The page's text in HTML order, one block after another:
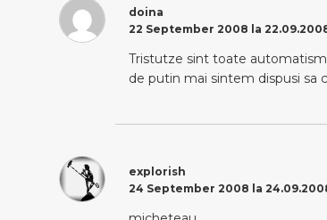
doina
22 September 2008 la
Tristutze sint toate
de putin mai sintem dispusi sa
explorish
24 September 2008 la